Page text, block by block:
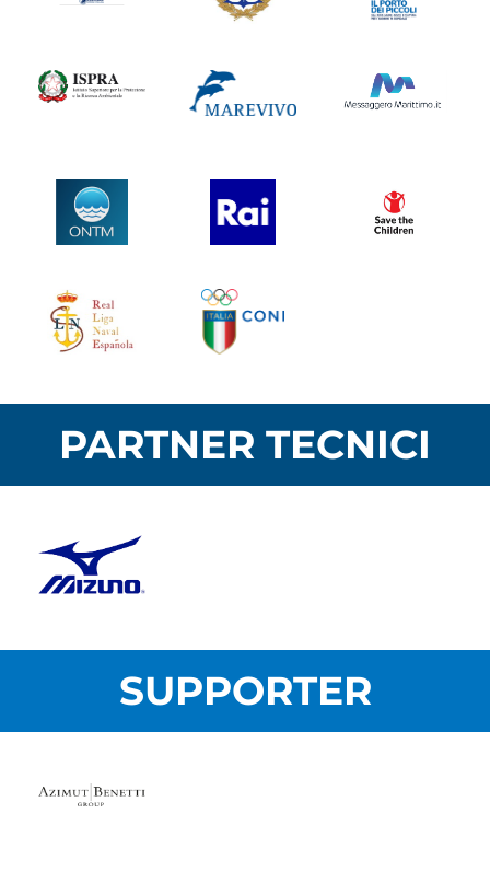
PARTNER TECNICI
SUPPORTER